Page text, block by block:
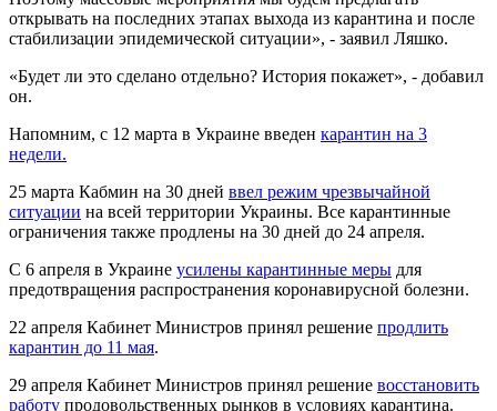
открывать на последних этапах выхода из карантина и после
стабилизации эпидемической ситуации», - заявил Ляшко.
«Будет ли это сделано отдельно? История покажет», - добавил
он.
Напомним, с 12 марта в Украине введен карантин на 3
недели.
25 марта Кабмин на 30 дней ввел режим чрезвычайной
ситуации на всей территории Украины. Все карантинные
ограничения также продлены на 30 дней до 24 апреля.
С 6 апреля в Украине усилены карантинные меры для
предотвращения распространения коронавирусной болезни.
22 апреля Кабинет Министров принял решение продлить
карантин до 11 мая.
29 апреля Кабинет Министров принял решение восстановить
работу продовольственных рынков в условиях карантина.